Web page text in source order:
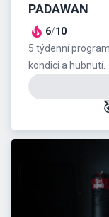
PADAWAN
6/10
5 týdenní
kondici a hubnutí.